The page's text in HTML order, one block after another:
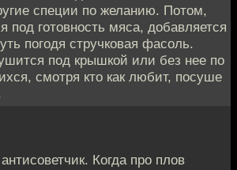
специи по желанию. Потом,
под готовность мяса, добавляется
погодя стручковая фасоль.
под крышкой или без нее по
смотря кто как любит, посуше
Когда про плов